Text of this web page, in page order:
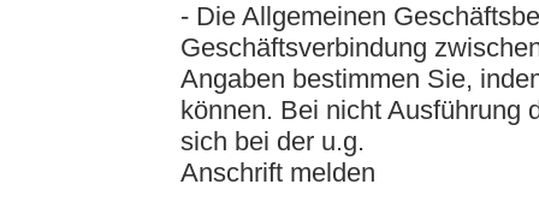
- Die Allgemeinen
Geschäftsverbindung
Angaben bestimmen Sie,
können. Bei nicht Ausführung
sich bei der u.g.
Anschrift melden